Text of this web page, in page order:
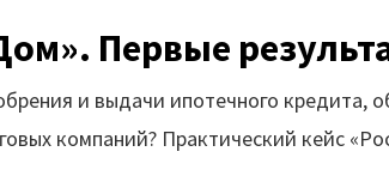
Первые
и выдачи ипотечного кредита,
компаний? Практический кейс